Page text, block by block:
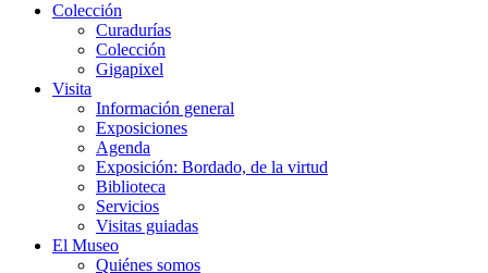
Colección
Curadurías
Colección
Gigapixel
Visita
Información general
Exposiciones
Agenda
Exposición: Bordado, de la virtud
Biblioteca
Servicios
Visitas guiadas
El Museo
Quiénes somos